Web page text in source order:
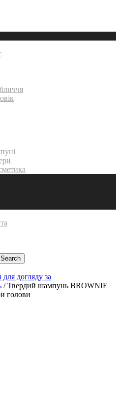
для догляду за
/ Твердий шампунь BROWNIE
голови